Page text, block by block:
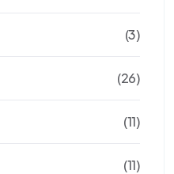
(3)
(26)
(11)
(11)